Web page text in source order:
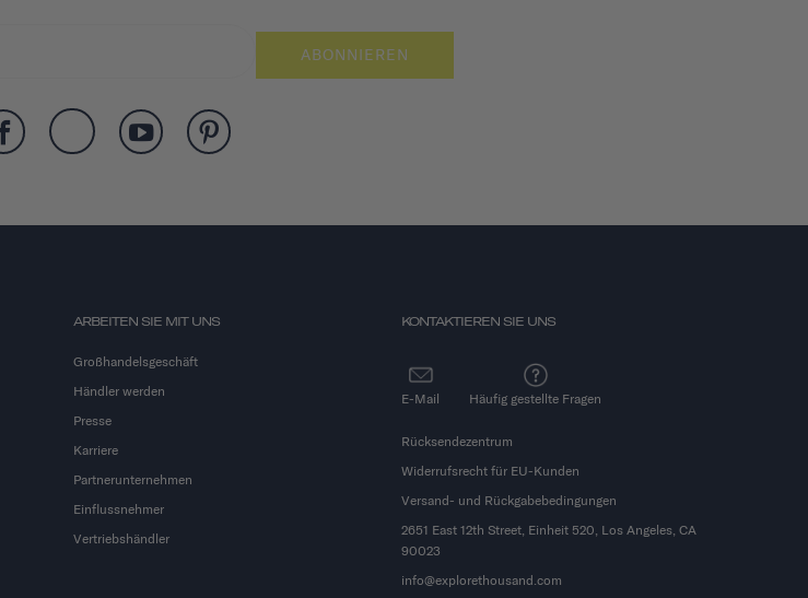
ABONNIEREN
ARBEITEN SIE MIT UNS
Großhandelsgeschäft
Händler werden
Presse
Karriere
Partnerunternehmen
Einflussnehmer
Vertriebshändler
KONTAKTIEREN SIE UNS
E-Mail Häufig gestellte Fragen
Rücksendezentrum
Widerrufsrecht für EU-Kunden
Versand- und Rückgabebedingungen
2651 East 12th Street, Einheit 520, Los Angeles, CA
90023
info@explorethousand.com